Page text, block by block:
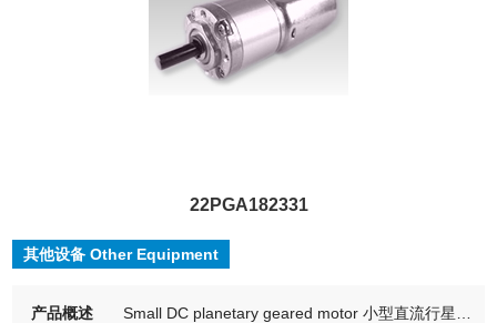
22PGA182331
其他设备 Other Equipment
产品概述